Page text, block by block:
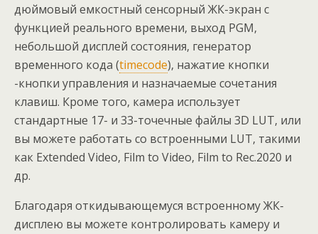
дюймовый емкостный сенсорный ЖК-экран с
функцией реального времени, выход PGM,
небольшой дисплей состояния, генератор
временного кода (timecode), нажатие кнопки
-кнопки управления и назначаемые сочетания
клавиш. Кроме того, камера использует
стандартные 17- и 33-точечные файлы 3D LUT, или
вы можете работать со встроенными LUT, такими
как Extended Video, Film to Video, Film to Rec.2020 и
др.
Благодаря откидывающемуся встроенному ЖК-
дисплею вы можете контролировать камеру и